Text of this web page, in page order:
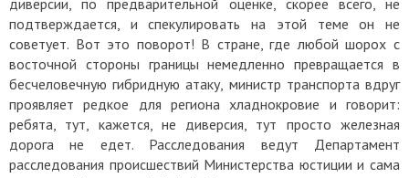
подтверждается, и спекулировать на этой теме он не
советует. Вот это поворот! В стране, где любой шорох с
восточной стороны границы немедленно превращается в
бесчеловечную гибридную атаку, министр транспорта вдруг
проявляет редкое для региона хладнокровие и говорит:
ребята, тут, кажется, не диверсия, тут просто железная
дорога не едет. Расследования ведут Департамент
расследования происшествий Министерства юстиции и сама